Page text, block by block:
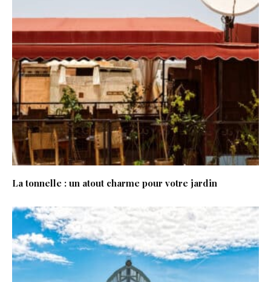
La tonnelle : un atout charme pour votre jardin